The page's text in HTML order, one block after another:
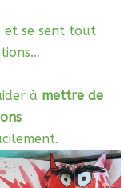
et se sent tout
à mettre de